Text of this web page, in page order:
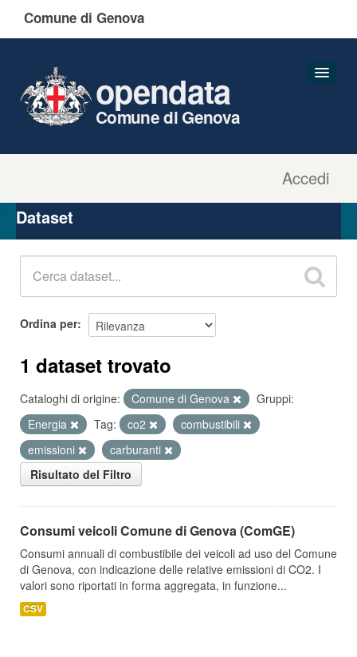
Comune di Genova
Accedi
opendata
Comune di Genova
Organizzazioni
Gruppi
Dataset
Ordina per
1 dataset trovato
Cataloghi di origine: Comune di Genova
Gruppi:
Energia
Tag: co2
combustibili
emissioni
carburanti
Risultato del Filtro
Consumi veicoli Comune di Genova (ComGE)
Consumi annuali di combustibile dei veicoli ad uso del Comune
di Genova, con indicazione delle relative emissioni di CO2. I
valori sono riportati in forma aggregata, in funzione...
CSV